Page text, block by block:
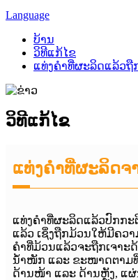
Language
ບ້ານ
ວິທີແກ້ໄຂ
ແທ່ງຄຳທີ່ຜະລິດແລ້ວຖື
ວິທີແກ້ໄຂ
ແທ່ງຄຳທີ່ຜະລິດຈ
ແທ່ງຄຳທີ່ຜະລິດແລ້ວປົກກ
ແລ້ວ ເຊິ່ງຖືກມ້ວນໃຫ້ມີຄວ
ຄຳທີ່ມ້ວນແລ້ວຈະຖືກເຈາະ
ນ້ຳໜັກ ແລະ ຂະໜາດຕາມ
ດ້ານໜ້າ ແລະ ດ້ານຫຼັງ, ແຜ່